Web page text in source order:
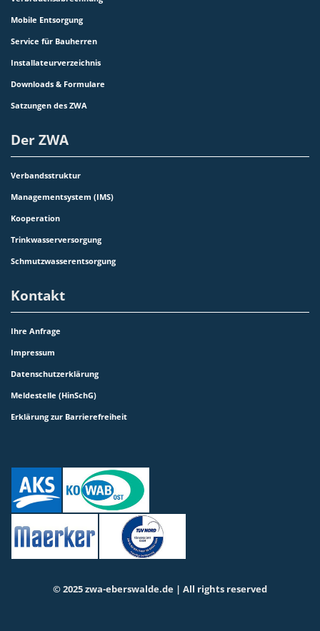
Mobile Entsorgung
Service für Bauherren
Installateurverzeichnis
Downloads & Formulare
Satzungen des ZWA
Der ZWA
Verbandsstruktur
Managementsystem (IMS)
Kooperation
Trinkwasserversorgung
Schmutzwasserentsorgung
Kontakt
Ihre Anfrage
Impressum
Datenschutzerklärung
Meldestelle (HinSchG)
Erklärung zur Barrierefreiheit
© 2025 zwa-eberswalde.de | All rights reserved